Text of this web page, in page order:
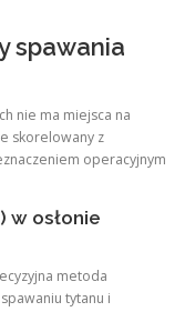
spawania
nie ma miejsca na
skorelowany z
operacyjnym
w osłonie
metoda
tytanu i